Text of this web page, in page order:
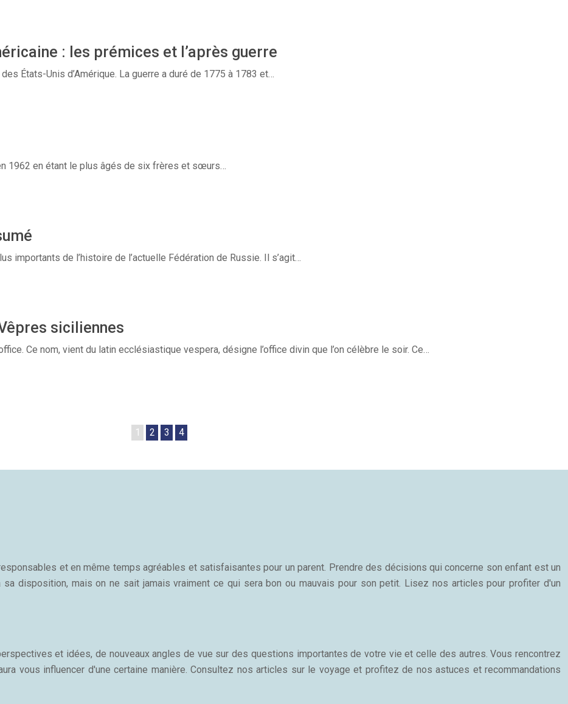
: les prémices et l’après guerre
États-Unis d’Amérique. La guerre a duré de 1775 à 1783 et…
1962 en étant le plus âgés de six frères et sœurs…
importants de l’histoire de l’actuelle Fédération de Russie. Il s’agit…
siciliennes
Ce nom, vient du latin ecclésiastique vespera, désigne l’office divin que l’on célèbre le soir. Ce…
1 2 3 4
et en même temps agréables et satisfaisantes pour un parent. Prendre des décisions qui concerne son enfant est un
disposition, mais on ne sait jamais vraiment ce qui sera bon ou mauvais pour son petit. Lisez nos articles pour profiter d'un
et idées, de nouveaux angles de vue sur des questions importantes de votre vie et celle des autres. Vous rencontrez
vous influencer d'une certaine manière. Consultez nos articles sur le voyage et profitez de nos astuces et recommandations